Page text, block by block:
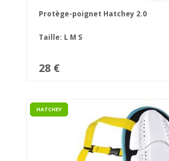
Protège-poignet Hatchey 2.0
Taille: L M S
28 €
HATCHEY